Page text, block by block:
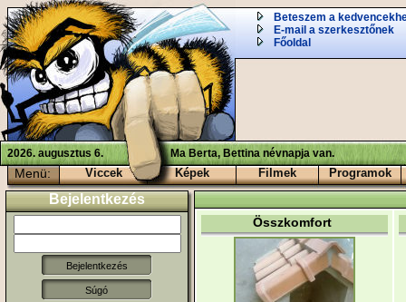
Beteszem a
E-mail a szerkesztőnek
Főoldal
2026. augusztus 6. Ma Berta, Bettina névnapja van.
Menü: Viccek Képek Filmek Programok
Bejelentkezés
Súgó
Összkomfort